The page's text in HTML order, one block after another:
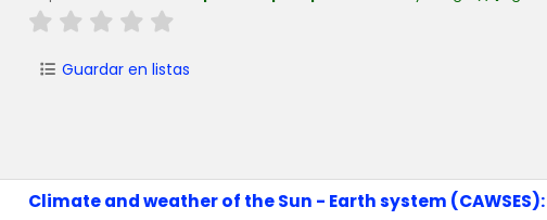
Guardar en listas
Climate and weather of the Sun - Earth system